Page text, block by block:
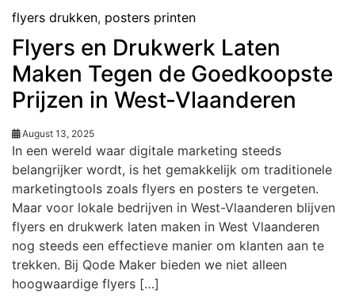
flyers drukken, posters printen
Flyers en Drukwerk Laten
Maken Tegen de Goedkoopste
Prijzen in West-Vlaanderen
August 13, 2025
In een wereld waar digitale marketing steeds
belangrijker wordt, is het gemakkelijk om traditionele
marketingtools zoals flyers en posters te vergeten.
Maar voor lokale bedrijven in West-Vlaanderen blijven
flyers en drukwerk laten maken in West Vlaanderen
nog steeds een effectieve manier om klanten aan te
trekken. Bij Qode Maker bieden we niet alleen
hoogwaardige flyers […]